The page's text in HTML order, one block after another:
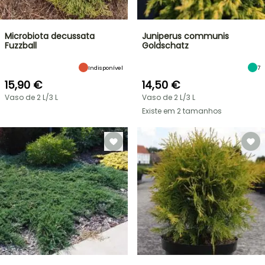
Microbiota decussata
Fuzzball
Indisponível
15,90 €
Vaso de 2 L/3 L
Juniperus communis
Goldschatz
7
14,50 €
Vaso de 2 L/3 L
Existe em 2 tamanhos